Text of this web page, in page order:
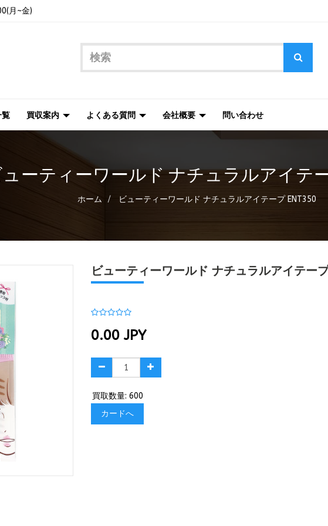
月~金)
覧 買収案内 よくある質問 会社概要 問い合わせ
ューティーワールド ナチュラルアイテ
ホーム ビューティーワールド ナチュラルアイテープ ENT350
ビューティーワールド ナチュラルアイテー
0.00 JPY
買取数量: 600
カードへ